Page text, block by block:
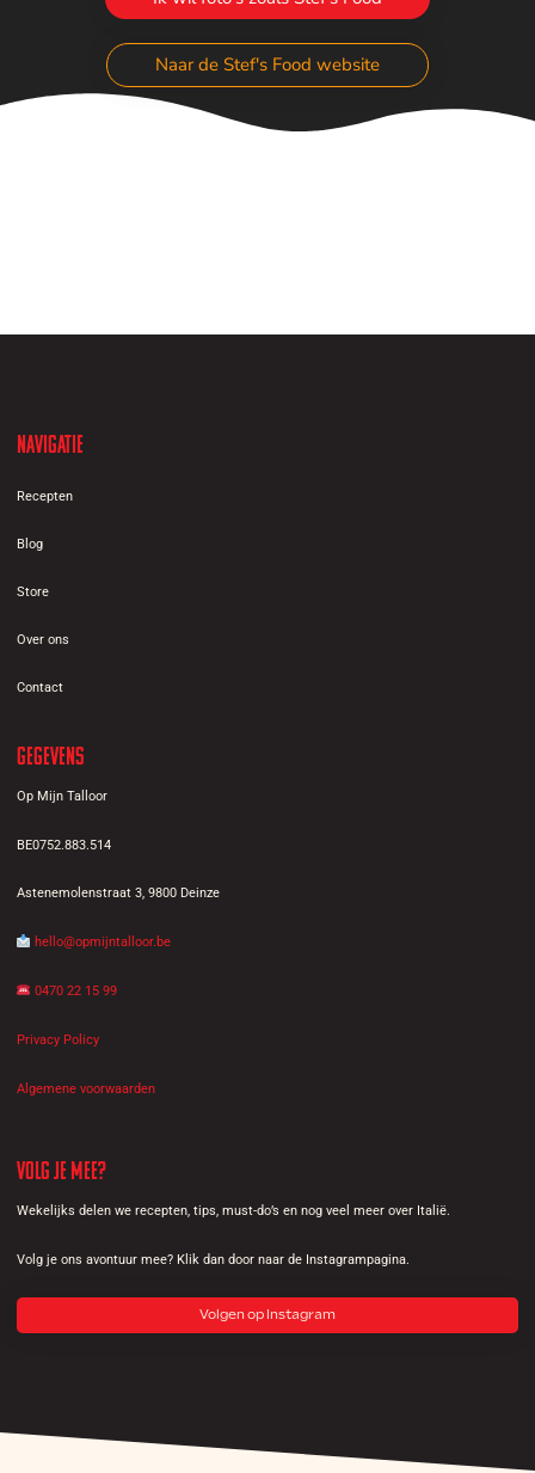
Naar de Stef's Food website
Navigatie
Recepten
Blog
Store
Over ons
Contact
Gegevens
Op Mijn Talloor
BE0752.883.514
Astenemolenstraat 3, 9800 Deinze
hello@opmijntalloor.be
0470 22 15 99
Privacy Policy
Algemene voorwaarden
Volg je mee?
Wekelijks delen we recepten, tips, must-do’s en nog veel meer over Italië.
Volg je ons avontuur mee? Klik dan door naar de Instagrampagina.
Volgen op Instagram